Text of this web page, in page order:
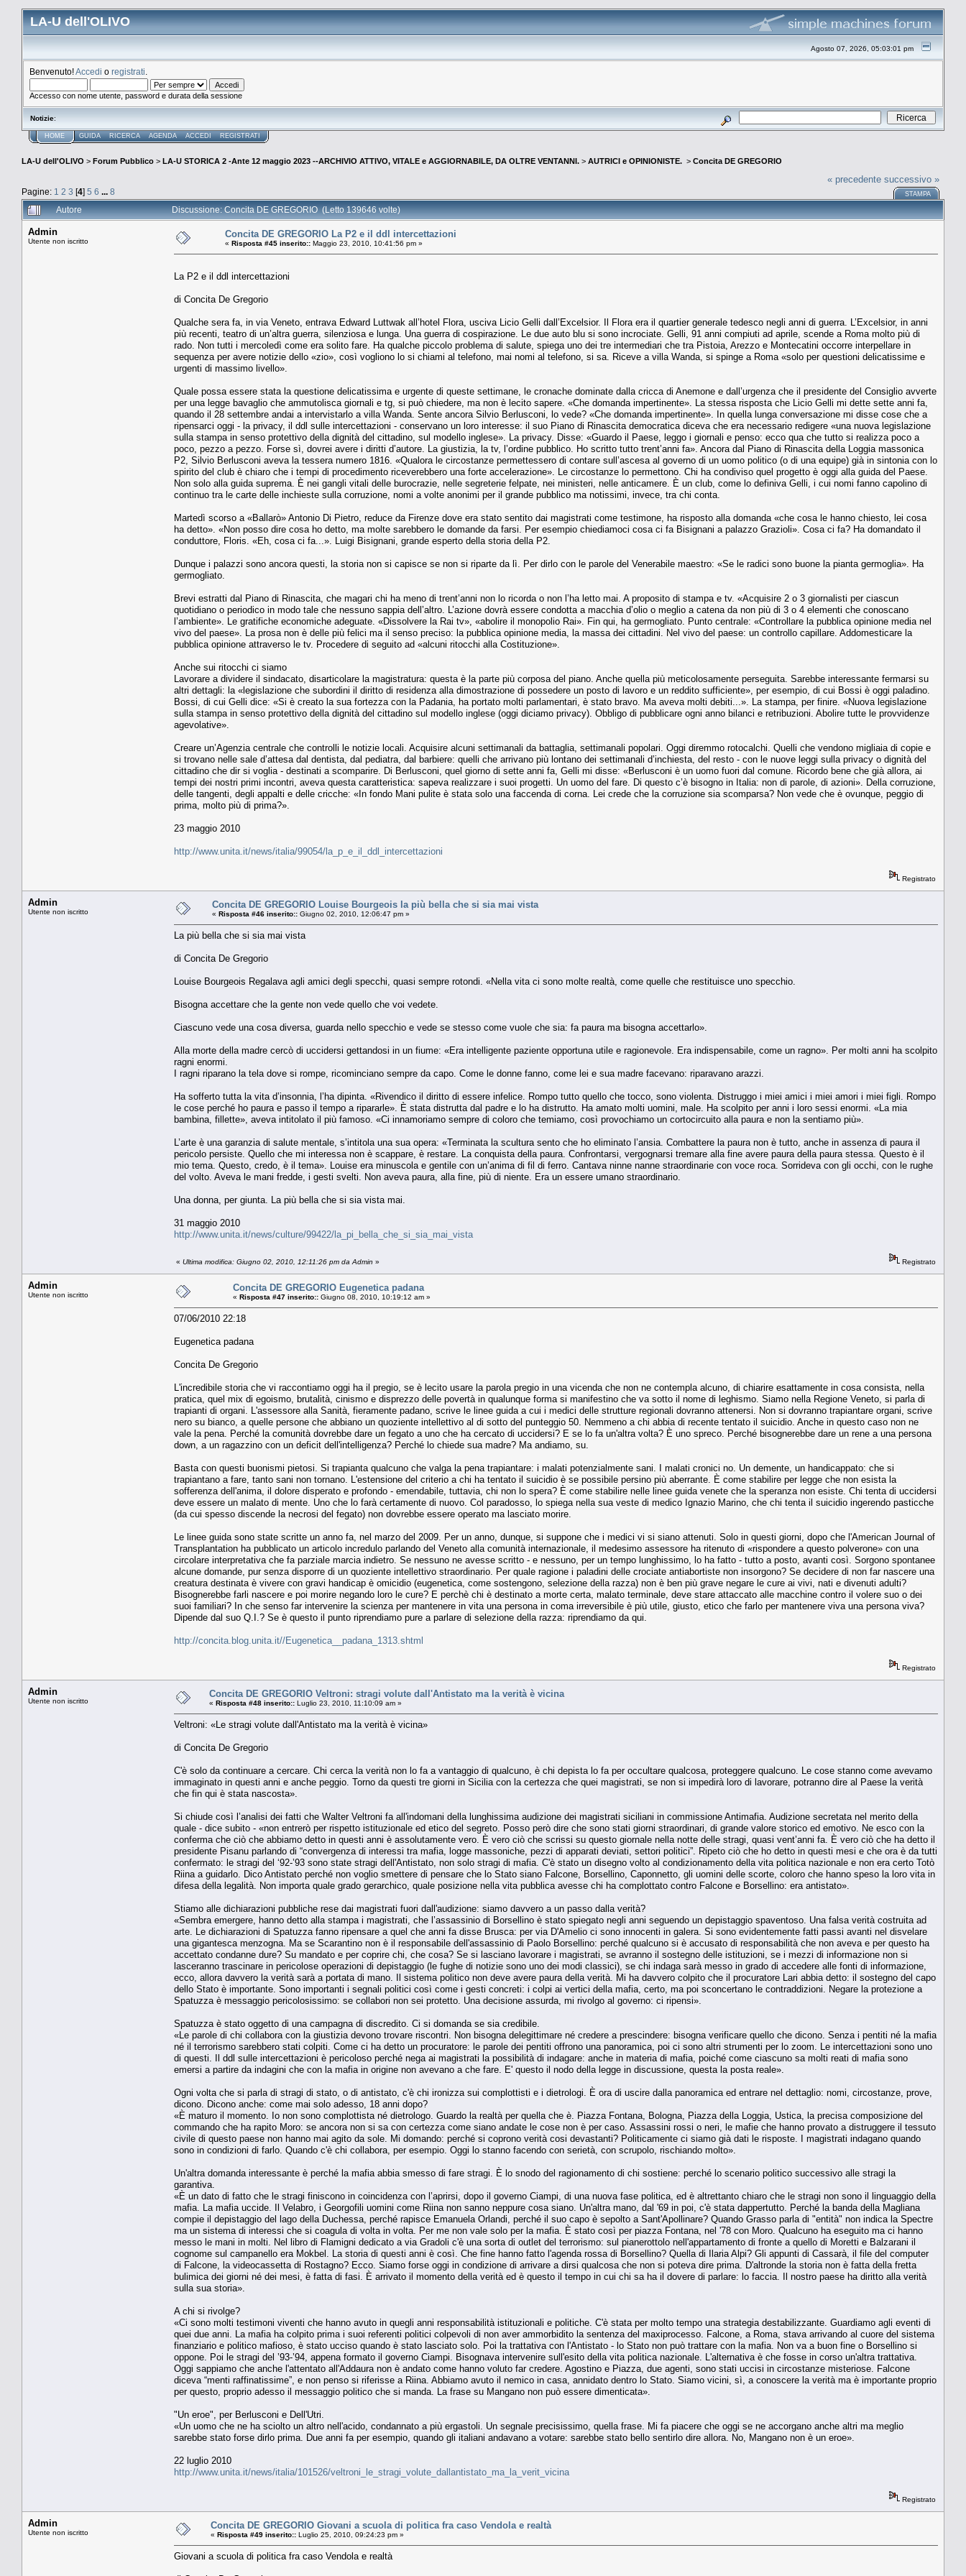
LA-U dell'OLIVO
Agosto 07, 2026, 05:03:01 pm
Benvenuto!Accedi o registrati
Accesso con nome utente, password e durata della sessione
Notizie:
HOME GUIDA RICERCA AGENDA ACCEDI REGISTRATI
LA-U dell'OLIVO > Forum Pubblico > LA-U STORICA 2 -Ante 12 maggio 2023 --ARCHIVIO ATTIVO, VITALE e AGGIORNABILE, DA OLTRE VENTANNI. > AUTRICI e OPINIONISTE. > Concita DE GREGORIO
Pagine: 1 2 3 [4] 5 6 ... 8
« precedente successivo »
STAMPA
Autore Discussione: Concita DE GREGORIO (Letto 139646 volte)
Admin
Utente non iscritto
Concita DE GREGORIO La P2 e il ddl intercettazioni
« Risposta #45 inserito:: Maggio 23, 2010, 10:41:56 pm »
La P2 e il ddl intercettazioni
di Concita De Gregorio
Qualche sera fa, in via Veneto, entrava Edward Luttwak all’hotel Flora, usciva Licio Gelli dall’Excelsior. Il Flora era il quartier generale tedesco negli anni di guerra. L’Excelsior, in anni
più recenti, teatro di un’altra guerra, silenziosa e lunga. Una guerra di cospirazione. Le due auto blu si sono incrociate. Gelli, 91 anni compiuti ad aprile, scende a Roma molto più di
rado. Non tutti i mercoledì come era solito fare. Ha qualche piccolo problema di salute, spiega uno dei tre intermediari che tra Pistoia, Arezzo e Montecatini occorre interpellare in
sequenza per avere notizie dello «zio», così vogliono lo si chiami al telefono, mai nomi al telefono, si sa. Riceve a villa Wanda, si spinge a Roma «solo per questioni delicatissime e
urgenti di massimo livello».
Quale possa essere stata la questione delicatissima e urgente di queste settimane, le cronache dominate dalla cricca di Anemone e dall’urgenza che il presidente del Consiglio avverte
per una legge bavaglio che ammutolisca giornali e tg, si può chiedere, ma non è lecito sapere. «Che domanda impertinente». La stessa risposta che Licio Gelli mi dette sette anni fa,
quando il 28 settembre andai a intervistarlo a villa Wanda. Sente ancora Silvio Berlusconi, lo vede? «Che domanda impertinente». In quella lunga conversazione mi disse cose che a
ripensarci oggi - la privacy, il ddl sulle intercettazioni - conservano un loro interesse: il suo Piano di Rinascita democratica diceva che era necessario redigere «una nuova legislazione
sulla stampa in senso protettivo della dignità del cittadino, sul modello inglese». La privacy. Disse: «Guardo il Paese, leggo i giornali e penso: ecco qua che tutto si realizza poco a
poco, pezzo a pezzo. Forse sì, dovrei avere i diritti d’autore. La giustizia, la tv, l’ordine pubblico. Ho scritto tutto trent’anni fa». Ancora dal Piano di Rinascita della Loggia massonica
P2, Silvio Berlusconi aveva la tessera numero 1816. «Qualora le circostanze permettessero di contare sull’ascesa al governo di un uomo politico (o di una equipe) già in sintonia con lo
spirito del club è chiaro che i tempi di procedimento riceverebbero una forte accelerazione». Le circostanze lo permettono. Chi ha condiviso quel progetto è oggi alla guida del Paese.
Non solo alla guida suprema. È nei gangli vitali delle burocrazie, nelle segreterie felpate, nei ministeri, nelle anticamere. È un club, come lo definiva Gelli, i cui nomi fanno capolino di
continuo tra le carte delle inchieste sulla corruzione, nomi a volte anonimi per il grande pubblico ma notissimi, invece, tra chi conta.
Martedì scorso a «Ballarò» Antonio Di Pietro, reduce da Firenze dove era stato sentito dai magistrati come testimone, ha risposto alla domanda «che cosa le hanno chiesto, lei cosa
ha detto». «Non posso dire cosa ho detto, ma molte sarebbero le domande da farsi. Per esempio chiediamoci cosa ci fa Bisignani a palazzo Grazioli». Cosa ci fa? Ha domandato il
conduttore, Floris. «Eh, cosa ci fa...». Luigi Bisignani, grande esperto della storia della P2.
Dunque i palazzi sono ancora questi, la storia non si capisce se non si riparte da lì. Per dirlo con le parole del Venerabile maestro: «Se le radici sono buone la pianta germoglia». Ha
germogliato.
Brevi estratti dal Piano di Rinascita, che magari chi ha meno di trent’anni non lo ricorda o non l’ha letto mai. A proposito di stampa e tv. «Acquisire 2 o 3 giornalisti per ciascun
quotidiano o periodico in modo tale che nessuno sappia dell’altro. L’azione dovrà essere condotta a macchia d’olio o meglio a catena da non più di 3 o 4 elementi che conoscano
l’ambiente». Le gratifiche economiche adeguate. «Dissolvere la Rai tv», «abolire il monopolio Rai». Fin qui, ha germogliato. Punto centrale: «Controllare la pubblica opinione media nel
vivo del paese». La prosa non è delle più felici ma il senso preciso: la pubblica opinione media, la massa dei cittadini. Nel vivo del paese: un controllo capillare. Addomesticare la
pubblica opinione attraverso le tv. Procedere di seguito ad «alcuni ritocchi alla Costituzione».
Anche sui ritocchi ci siamo
Lavorare a dividere il sindacato, disarticolare la magistratura: questa è la parte più corposa del piano. Anche quella più meticolosamente perseguita. Sarebbe interessante fermarsi su
altri dettagli: la «legislazione che subordini il diritto di residenza alla dimostrazione di possedere un posto di lavoro e un reddito sufficiente», per esempio, di cui Bossi è oggi paladino.
Bossi, di cui Gelli dice: «Si è creato la sua fortezza con la Padania, ha portato molti parlamentari, è stato bravo. Ma aveva molti debiti...». La stampa, per finire. «Nuova legislazione
sulla stampa in senso protettivo della dignità del cittadino sul modello inglese (oggi diciamo privacy). Obbligo di pubblicare ogni anno bilanci e retribuzioni. Abolire tutte le provvidenze
agevolative».
Creare un’Agenzia centrale che controlli le notizie locali. Acquisire alcuni settimanali da battaglia, settimanali popolari. Oggi diremmo rotocalchi. Quelli che vendono migliaia di copie e
si trovano nelle sale d’attesa dal dentista, dal pediatra, dal barbiere: quelli che arrivano più lontano dei settimanali d’inchiesta, del resto - con le nuove leggi sulla privacy o dignità del
cittadino che dir si voglia - destinati a scomparire. Di Berlusconi, quel giorno di sette anni fa, Gelli mi disse: «Berlusconi è un uomo fuori dal comune. Ricordo bene che già allora, ai
tempi dei nostri primi incontri, aveva questa caratteristica: sapeva realizzare i suoi progetti. Un uomo del fare. Di questo c’è bisogno in Italia: non di parole, di azioni». Della corruzione,
delle tangenti, degli appalti e delle cricche: «In fondo Mani pulite è stata solo una faccenda di corna. Lei crede che la corruzione sia scomparsa? Non vede che è ovunque, peggio di
prima, molto più di prima?».
23 maggio 2010
http://www.unita.it/news/italia/99054/la_p_e_il_ddl_intercettazioni
Registrato
Admin
Utente non iscritto
Concita DE GREGORIO Louise Bourgeois la più bella che si sia mai vista
« Risposta #46 inserito:: Giugno 02, 2010, 12:06:47 pm »
La più bella che si sia mai vista
di Concita De Gregorio
Louise Bourgeois Regalava agli amici degli specchi, quasi sempre rotondi. «Nella vita ci sono molte realtà, come quelle che restituisce uno specchio.
Bisogna accettare che la gente non vede quello che voi vedete.
Ciascuno vede una cosa diversa, guarda nello specchio e vede se stesso come vuole che sia: fa paura ma bisogna accettarlo».
Alla morte della madre cercò di uccidersi gettandosi in un fiume: «Era intelligente paziente opportuna utile e ragionevole. Era indispensabile, come un ragno». Per molti anni ha scolpito
ragni enormi.
I ragni riparano la tela dove si rompe, ricominciano sempre da capo. Come le donne fanno, come lei e sua madre facevano: riparavano arazzi.
Ha sofferto tutta la vita d’insonnia, l’ha dipinta. «Rivendico il diritto di essere infelice. Rompo tutto quello che tocco, sono violenta. Distruggo i miei amici i miei amori i miei figli. Rompo
le cose perché ho paura e passo il tempo a ripararle». È stata distrutta dal padre e lo ha distrutto. Ha amato molti uomini, male. Ha scolpito per anni i loro sessi enormi. «La mia
bambina, fillette», aveva intitolato il più famoso. «Ci innamoriamo sempre di coloro che temiamo, così provochiamo un cortocircuito alla paura e non la sentiamo più».
L’arte è una garanzia di salute mentale, s’intitola una sua opera: «Terminata la scultura sento che ho eliminato l’ansia. Combattere la paura non è tutto, anche in assenza di paura il
pericolo persiste. Quello che mi interessa non è scappare, è restare. La conquista della paura. Confrontarsi, vergognarsi tremare alla fine avere paura della paura stessa. Questo è il
mio tema. Questo, credo, è il tema». Louise era minuscola e gentile con un’anima di fil di ferro. Cantava ninne nanne straordinarie con voce roca. Sorrideva con gli occhi, con le rughe
del volto. Aveva le mani fredde, i gesti svelti. Non aveva paura, alla fine, più di niente. Era un essere umano straordinario.
Una donna, per giunta. La più bella che si sia vista mai.
31 maggio 2010
http://www.unita.it/news/culture/99422/la_pi_bella_che_si_sia_mai_vista
« Ultima modifica: Giugno 02, 2010, 12:11:26 pm da Admin » Registrato
Admin
Utente non iscritto
Concita DE GREGORIO Eugenetica padana
« Risposta #47 inserito:: Giugno 08, 2010, 10:19:12 am »
07/06/2010 22:18
Eugenetica padana
Concita De Gregorio
L'incredibile storia che vi raccontiamo oggi ha il pregio, se è lecito usare la parola pregio in una vicenda che non ne contempla alcuno, di chiarire esattamente in cosa consista, nella
pratica, quel mix di egoismo, brutalità, cinismo e disprezzo delle povertà in qualunque forma si manifestino che va sotto il nome di leghismo. Siamo nella Regione Veneto, si parla di
trapianti di organi. L'assessore alla Sanità, fieramente padano, scrive le linee guida a cui i medici delle strutture regionali dovranno attenersi. Non si dovranno trapiantare organi, scrive
nero su bianco, a quelle persone che abbiano un quoziente intellettivo al di sotto del punteggio 50. Nemmeno a chi abbia di recente tentato il suicidio. Anche in questo caso non ne
vale la pena. Perché la comunità dovrebbe dare un fegato a uno che ha cercato di uccidersi? E se lo fa un'altra volta? È uno spreco. Perché bisognerebbe dare un rene a una persona
down, a un ragazzino con un deficit dell'intelligenza? Perché lo chiede sua madre? Ma andiamo, su.
Basta con questi buonismi pietosi. Si trapianta qualcuno che valga la pena trapiantare: i malati potenzialmente sani. I malati cronici no. Un demente, un handicappato: che si
trapiantano a fare, tanto sani non tornano. L'estensione del criterio a chi ha tentato il suicidio è se possibile persino più aberrante. È come stabilire per legge che non esista la
sofferenza dell'anima, il dolore disperato e profondo - emendabile, tuttavia, chi non lo spera? È come stabilire nelle linee guida venete che la speranza non esiste. Chi tenta di uccidersi
deve essere un malato di mente. Uno che lo farà certamente di nuovo. Col paradosso, lo spiega nella sua veste di medico Ignazio Marino, che chi tenta il suicidio ingerendo pasticche
(da cui spesso discende la necrosi del fegato) non dovrebbe essere operato ma lasciato morire.
Le linee guida sono state scritte un anno fa, nel marzo del 2009. Per un anno, dunque, si suppone che i medici vi si siano attenuti. Solo in questi giorni, dopo che l'American Journal of
Transplantation ha pubblicato un articolo incredulo parlando del Veneto alla comunità internazionale, il medesimo assessore ha ritenuto di «rispondere a questo polverone» con una
circolare interpretativa che fa parziale marcia indietro. Se nessuno ne avesse scritto - e nessuno, per un tempo lunghissimo, lo ha fatto - tutto a posto, avanti così. Sorgono spontanee
alcune domande, pur senza disporre di un quoziente intellettivo straordinario. Per quale ragione i paladini delle crociate antiabortiste non insorgono? Se decidere di non far nascere una
creatura destinata è vivere con gravi handicap è omicidio (eugenetica, come sostengono, selezione della razza) non è ben più grave negare le cure ai vivi, nati e divenuti adulti?
Bisognerebbe farli nascere e poi morire negando loro le cure? E perchè chi è destinato a morte certa, malato terminale, deve stare attaccato alle macchine contro il volere suo o dei
suoi familiari? In che senso far intervenire la scienza per mantenere in vita una persona in coma irreversibile è più utile, giusto, etico che farlo per mantenere viva una persona viva?
Dipende dal suo Q.I.? Se è questo il punto riprendiamo pure a parlare di selezione della razza: riprendiamo da qui.
http://concita.blog.unita.it//Eugenetica__padana_1313.shtml
Registrato
Admin
Utente non iscritto
Concita DE GREGORIO Veltroni: stragi volute dall'Antistato ma la verità è vicina
« Risposta #48 inserito:: Luglio 23, 2010, 11:10:09 am »
Veltroni: «Le stragi volute dall'Antistato ma la verità è vicina»
di Concita De Gregorio
C'è solo da continuare a cercare. Chi cerca la verità non lo fa a vantaggio di qualcuno, è chi depista lo fa per occultare qualcosa, proteggere qualcuno. Le cose stanno come avevamo
immaginato in questi anni e anche peggio. Torno da questi tre giorni in Sicilia con la certezza che quei magistrati, se non si impedirà loro di lavorare, potranno dire al Paese la verità
che fin qui è stata nascosta».
Si chiude così l’analisi dei fatti che Walter Veltroni fa all'indomani della lunghissima audizione dei magistrati siciliani in commissione Antimafia. Audizione secretata nel merito della
quale - dice subito - «non entrerò per rispetto istituzionale ed etico del segreto. Posso però dire che sono stati giorni straordinari, di grande valore storico ed emotivo. Ne esco con la
conferma che ciò che abbiamo detto in questi anni è assolutamente vero. È vero ciò che scrissi su questo giornale nella notte delle stragi, quasi vent’anni fa. È vero ciò che ha detto il
presidente Pisanu parlando di “convergenza di interessi tra mafia, logge massoniche, pezzi di apparati deviati, settori politici”. Ripeto ciò che ho detto in questi mesi e che ora è da tutti
confermato: le stragi del ‘92-’93 sono state stragi dell'Antistato, non solo stragi di mafia. C'è stato un disegno volto al condizionamento della vita politica nazionale e non era certo Totò
Riina a guidarlo. Dico Antistato perché non voglio smettere di pensare che lo Stato siano Falcone, Borsellino, Caponnetto, gli uomini delle scorte, coloro che hanno speso la loro vita in
difesa della legalità. Non importa quale grado gerarchico, quale posizione nella vita pubblica avesse chi ha complottato contro Falcone e Borsellino: era antistato».
Stiamo alle dichiarazioni pubbliche rese dai magistrati fuori dall'audizione: siamo davvero a un passo dalla verità?
«Sembra emergere, hanno detto alla stampa i magistrati, che l’assassinio di Borsellino è stato spiegato negli anni seguendo un depistaggio spaventoso. Una falsa verità costruita ad
arte. Le dichiarazioni di Spatuzza fanno ripensare a quel che anni fa disse Brusca: per via D'Amelio ci sono innocenti in galera. Si sono evidentemente fatti passi avanti nel disvelare
una gigantesca menzogna. Ma se Scarantino non è il responsabile dell'assassinio di Paolo Borsellino: perché qualcuno si è accusato di responsabilità che non aveva e per questo ha
accettato condanne dure? Su mandato e per coprire chi, che cosa? Se si lasciano lavorare i magistrati, se avranno il sostegno delle istituzioni, se i mezzi di informazione non si
lasceranno trascinare in pericolose operazioni di depistaggio (le fughe di notizie sono uno dei modi classici), se chi indaga sarà messo in grado di accedere alle fonti di informazione,
ecco, allora davvero la verità sarà a portata di mano. Il sistema politico non deve avere paura della verità. Mi ha davvero colpito che il procuratore Lari abbia detto: il sostegno del capo
dello Stato è importante. Sono importanti i segnali politici così come i gesti concreti: i colpi ai vertici della mafia, certo, ma poi sconcertano le contraddizioni. Negare la protezione a
Spatuzza è messaggio pericolosissimo: se collabori non sei protetto. Una decisione assurda, mi rivolgo al governo: ci ripensi».
Spatuzza è stato oggetto di una campagna di discredito. Ci si domanda se sia credibile.
«Le parole di chi collabora con la giustizia devono trovare riscontri. Non bisogna delegittimare né credere a prescindere: bisogna verificare quello che dicono. Senza i pentiti né la mafia
né il terrorismo sarebbero stati colpiti. Come ci ha detto un procuratore: le parole dei pentiti offrono una panoramica, poi ci sono altri strumenti per lo zoom. Le intercettazioni sono uno
di questi. Il ddl sulle intercettazioni è pericoloso perché nega ai magistrati la possibilità di indagare: anche in materia di mafia, poiché come ciascuno sa molti reati di mafia sono
emersi a partire da indagini che con la mafia in origine non avevano a che fare. E' questo il nodo della legge in discussione, questa la posta reale».
Ogni volta che si parla di stragi di stato, o di antistato, c'è chi ironizza sui complottisti e i dietrologi. È ora di uscire dalla panoramica ed entrare nel dettaglio: nomi, circostanze, prove,
dicono. Dicono anche: come mai solo adesso, 18 anni dopo?
«È maturo il momento. Io non sono complottista né dietrologo. Guardo la realtà per quella che è. Piazza Fontana, Bologna, Piazza della Loggia, Ustica, la precisa composizione del
commando che ha rapito Moro: se ancora non si sa con certezza come siano andate le cose non è per caso. Assassini rossi o neri, le mafie che hanno provato a distruggere il tessuto
civile di questo paese non hanno mai agito da sole. Mi domando: perché si coprono verità cosi devastanti? Politicamente ci siamo già dati le risposte. I magistrati indagano quando
sono in condizioni di farlo. Quando c'è chi collabora, per esempio. Oggi lo stanno facendo con serietà, con scrupolo, rischiando molto».
Un'altra domanda interessante è perché la mafia abbia smesso di fare stragi. È lo snodo del ragionamento di chi sostiene: perché lo scenario politico successivo alle stragi la
garantiva.
«È un dato di fatto che le stragi finiscono in coincidenza con l’aprirsi, dopo il governo Ciampi, di una nuova fase politica, ed è altrettanto chiaro che le stragi non sono il linguaggio della
mafia. La mafia uccide. Il Velabro, i Georgofili uomini come Riina non sanno neppure cosa siano. Un'altra mano, dal '69 in poi, c'è stata dappertutto. Perché la banda della Magliana
compie il depistaggio del lago della Duchessa, perché rapisce Emanuela Orlandi, perché il suo capo è sepolto a Sant'Apollinare? Quando Grasso parla di "entità" non indica la Spectre
ma un sistema di interessi che si coagula di volta in volta. Per me non vale solo per la mafia. È stato così per piazza Fontana, nel '78 con Moro. Qualcuno ha eseguito ma ci hanno
messo le mani in molti. Nel libro di Flamigni dedicato a via Gradoli c'è una sorta di outlet del terrorismo: sul pianerottolo nell'appartamento di fronte a quello di Moretti e Balzarani il
cognome sul campanello era Mokbel. La storia di questi anni è così. Che fine hanno fatto l'agenda rossa di Borsellino? Quella di Ilaria Alpi? Gli appunti di Cassarà, il file del computer
di Falcone, la videocassetta di Rostagno? Ecco. Siamo forse oggi in condizione di arrivare a dirsi qualcosa che non si poteva dire prima. D'altronde la storia non è fatta della fretta
bulimica dei giorni né dei mesi, è fatta di fasi. È arrivato il momento della verità ed è questo il tempo in cui chi sa ha il dovere di parlare: lo faccia. Il nostro paese ha diritto alla verità
sulla sua storia».
A chi si rivolge?
«Ci sono molti testimoni viventi che hanno avuto in quegli anni responsabilità istituzionali e politiche. C'è stata per molto tempo una strategia destabilizzante. Guardiamo agli eventi di
quei due anni. La mafia ha colpito prima i suoi referenti politici colpevoli di non aver ammorbidito la sentenza del maxiprocesso. Falcone, a Roma, stava arrivando al cuore del sistema
finanziario e politico mafioso, è stato ucciso quando è stato lasciato solo. Poi la trattativa con l'Antistato - lo Stato non può trattare con la mafia. Non va a buon fine o Borsellino si
oppone. Poi le stragi del ’93-’94, appena formato il governo Ciampi. Bisognava intervenire sull'esito della vita politica nazionale. L'alternativa è che fosse in corso un'altra trattativa.
Oggi sappiamo che anche l'attentato all'Addaura non è andato come hanno voluto far credere. Agostino e Piazza, due agenti, sono stati uccisi in circostanze misteriose. Falcone
diceva “menti raffinatissime”, e non penso si riferisse a Riina. Abbiamo avuto il nemico in casa, annidato dentro lo Stato. Siamo vicini, sì, a conoscere la verità ma è importante proprio
per questo, proprio adesso il messaggio politico che si manda. La frase su Mangano non può essere dimenticata».
"Un eroe", per Berlusconi e Dell'Utri.
«Un uomo che ne ha sciolto un altro nell'acido, condannato a più ergastoli. Un segnale precisissimo, quella frase. Mi fa piacere che oggi se ne accorgano anche altri ma meglio
sarebbe stato forse dirlo prima. Due anni fa per esempio, quando gli italiani andavano a votare: sarebbe stato bello sentirlo dire allora. No, Mangano non è un eroe».
22 luglio 2010
http://www.unita.it/news/italia/101526/veltroni_le_stragi_volute_dallantistato_ma_la_verit_vicina
Registrato
Admin
Utente non iscritto
Concita DE GREGORIO Giovani a scuola di politica fra caso Vendola e realtà
« Risposta #49 inserito:: Luglio 25, 2010, 09:24:23 pm »
Giovani a scuola di politica fra caso Vendola e realtà